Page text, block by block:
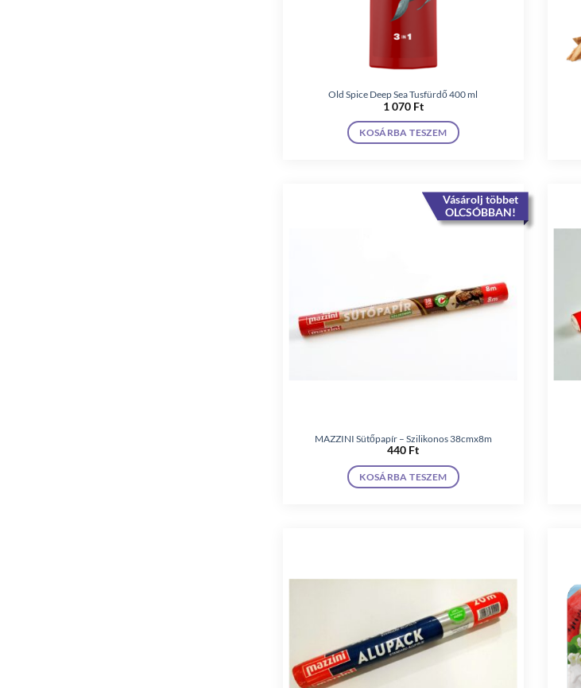
Old Spice Deep Sea Tusfürdő 400 ml
1 070 Ft
KOSÁRBA TESZEM
Vásárolj többet
OLCSÓBBAN!
MAZZINI Sütőpapír – Szilikonos 38cmx8m
440 Ft
KOSÁRBA TESZEM